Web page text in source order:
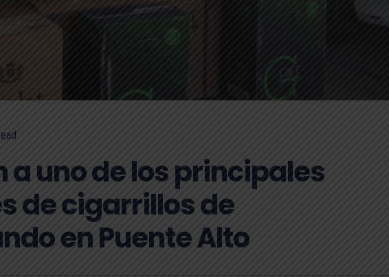
a uno de los principales
de cigarrillos de
en Puente Alto